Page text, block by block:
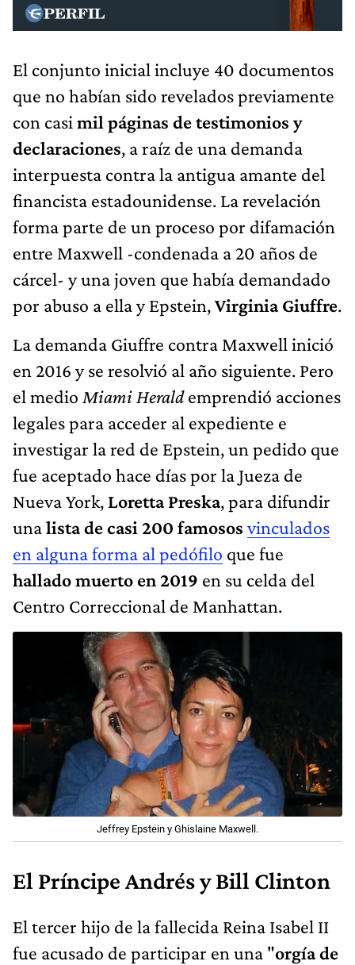
El conjunto inicial incluye 40 documentos
que no habían sido revelados previamente
con casi mil páginas de testimonios y
declaraciones, a raíz de una demanda
interpuesta contra la antigua amante del
financista estadounidense. La revelación
forma parte de un proceso por difamación
entre Maxwell -condenada a 20 años de
cárcel- y una joven que había demandado
por abuso a ella y Epstein,Virginia Giuffre.
La demanda Giuffre contra Maxwell inició
en 2016 y se resolvió al año siguiente. Pero
el medio Miami Heraldemprendió acciones
legales para acceder al expediente e
investigar la red de Epstein, un pedido que
fue aceptado hace días por la Jueza de
Nueva York, Loretta Preska, para difundir
unalista de casi 200 famosos vinculados
en alguna forma al pedófilo que fue
hallado muerto en 2019 en su celda del
Centro Correccional de Manhattan.
Jeffrey Epstein y Ghislaine Maxwell.
El Príncipe Andrés y Bill Clinton
El tercer hijo de la fallecida Reina Isabel II
fue acusado de participar en una "orgía de